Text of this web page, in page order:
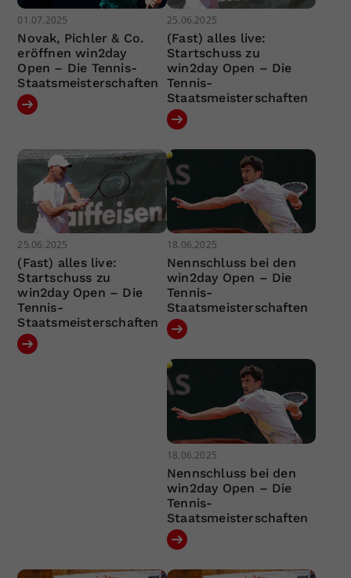
01.07.2025
Novak, Pichler & Co.
eröffnen win2day
Open – Die Tennis-
Staatsmeisterschaften
25.06.2025
(Fast) alles live:
Startschuss zu
win2day Open – Die
Tennis-
Staatsmeisterschaften
25.06.2025
(Fast) alles live:
Startschuss zu
win2day Open – Die
Tennis-
Staatsmeisterschaften
18.06.2025
Nennschluss bei den
win2day Open – Die
Tennis-
Staatsmeisterschaften
18.06.2025
Nennschluss bei den
win2day Open – Die
Tennis-
Staatsmeisterschaften